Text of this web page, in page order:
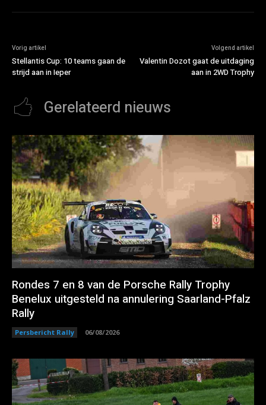
Vorig artikel
Stellantis Cup: 10 teams gaan de
strijd aan in Ieper
Volgend artikel
Valentin Dozot gaat de uitdaging
aan in 2WD Trophy
Gerelateerd nieuws
Rondes 7 en 8 van de Porsche Rally Trophy
Benelux uitgesteld na annulering Saarland-Pfalz
Rally
Persbericht Rally 06/08/2026